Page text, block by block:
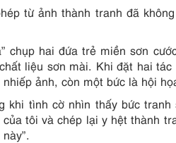
từ ảnh thành tranh đã
chụp hai đứa trẻ miền sơn
liệu sơn mài. Khi đặt hai
ảnh, còn một bức là hội
khi tình cờ nhìn thấy bức
tôi và chép lại y hệt thành